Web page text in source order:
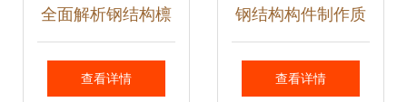
全面解析钢结构檩
条计算方法
查看详情
钢结构构件制作质
量未达到要求的典
查看详情